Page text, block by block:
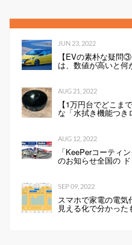
JUN 23, 2022
【EVの素朴な疑問
は、数値が高いと
Webモーターマガジン
AUG 21, 2022
【1万円台でどこま
な「水拭き機能つき
性能は…
AUG 12, 2022
「KeePerコーティ
のお知らせ全国の
にKeePerコーティ
SEP 09, 2022
スマホで家電の電気
見える化で分かった